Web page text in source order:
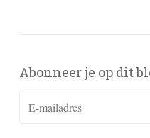
Abonneer je op dit